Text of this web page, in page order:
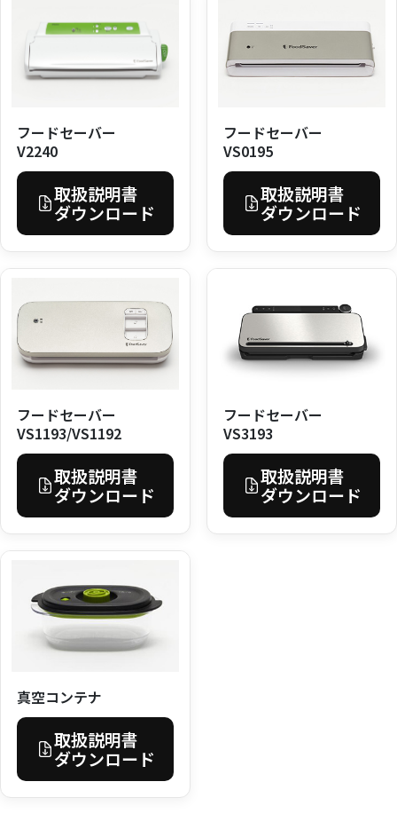
フードセーバー
V2240
取扱説明書
ダウンロード
フードセーバー
VS0195
取扱説明書
ダウンロード
フードセーバー
VS1193/VS1192
取扱説明書
ダウンロード
フードセーバー
VS3193
取扱説明書
ダウンロード
真空コンテナ
取扱説明書
ダウンロード